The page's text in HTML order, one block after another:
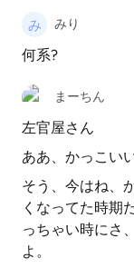
みり
何系?
まーちん
左官屋さん
ああ、かっこいい
そう、今はね、
くなってた時期
っちゃい時にさ
よ。